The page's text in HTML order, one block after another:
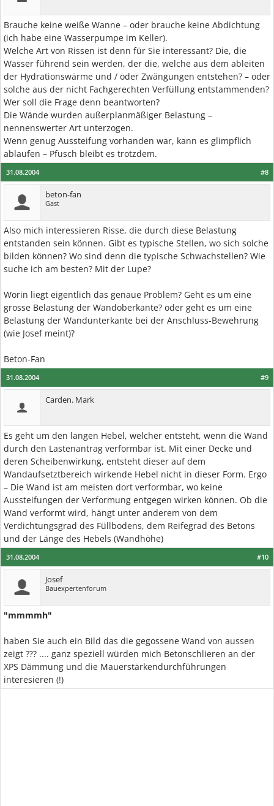
Brauche keine weiße Wanne – oder brauche keine Abdichtung
(ich habe eine Wasserpumpe im Keller).
Welche Art von Rissen ist denn für Sie interessant? Die, die
Wasser führend sein werden, der die, welche aus dem ableiten
der Hydrationswärme und / oder Zwängungen entstehen? – oder
solche aus der nicht Fachgerechten Verfüllung entstammenden?
Wer soll die Frage denn beantworten?
Die Wände wurden außerplanmäßiger Belastung –
nennenswerter Art unterzogen.
Wenn genug Aussteifung vorhanden war, kann es glimpflich
ablaufen – Pfusch bleibt es trotzdem.
#8
31.08.2004
beton-fan
Gast
Also mich interessieren Risse, die durch diese Belastung
entstanden sein können. Gibt es typische Stellen, wo sich solche
bilden können? Wo sind denn die typische Schwachstellen? Wie
suche ich am besten? Mit der Lupe?
Worin liegt eigentlich das genaue Problem? Geht es um eine
grosse Belastung der Wandoberkante? oder geht es um eine
Belastung der Wandunterkante bei der Anschluss-Bewehrung
(wie Josef meint)?
Beton-Fan
#9
31.08.2004
Carden. Mark
Es geht um den langen Hebel, welcher entsteht, wenn die Wand
durch den Lastenantrag verformbar ist. Mit einer Decke und
deren Scheibenwirkung, entsteht dieser auf dem
Wandaufsetztbereich wirkende Hebel nicht in dieser Form. Ergo
– Die Wand ist am meisten dort verformbar, wo keine
Aussteifungen der Verformung entgegen wirken können. Ob die
Wand verformt wird, hängt unter anderem von dem
Verdichtungsgrad des Füllbodens, dem Reifegrad des Betons
und der Länge des Hebels (Wandhöhe)
#10
31.08.2004
Josef
Bauexpertenforum
"mmmmh"
haben Sie auch ein Bild das die gegossene Wand von aussen
zeigt ??? .... ganz speziell würden mich Betonschlieren an der
XPS Dämmung und die Mauerstärkendurchführungen
interesieren (!)